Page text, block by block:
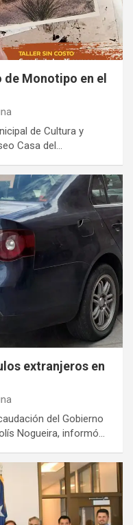
Monotipo en el
de Cultura y
Casa del…
extranjeros en
del Gobierno
Nogueira, informó…